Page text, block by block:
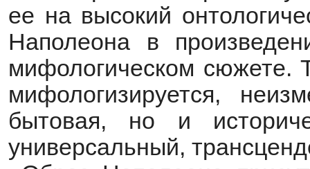
ее на высокий
Наполеона в
мифологическом сюжете.
мифологизируется,
бытовая, но и
универсальный,